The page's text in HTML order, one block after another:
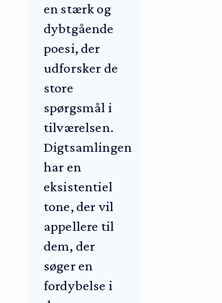
en stærk og
dybtgående
poesi, der
udforsker de
store
spørgsmål i
tilværelsen.
Digtsamlingen
har en
eksistentiel
tone, der vil
appellere til
dem, der
søger en
fordybelse i